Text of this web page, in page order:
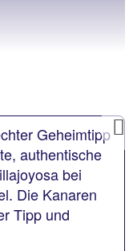
Geheimtipp
authentische
bei
Die Kanaren
Tipp und